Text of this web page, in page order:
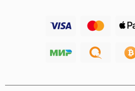
Хабаровск